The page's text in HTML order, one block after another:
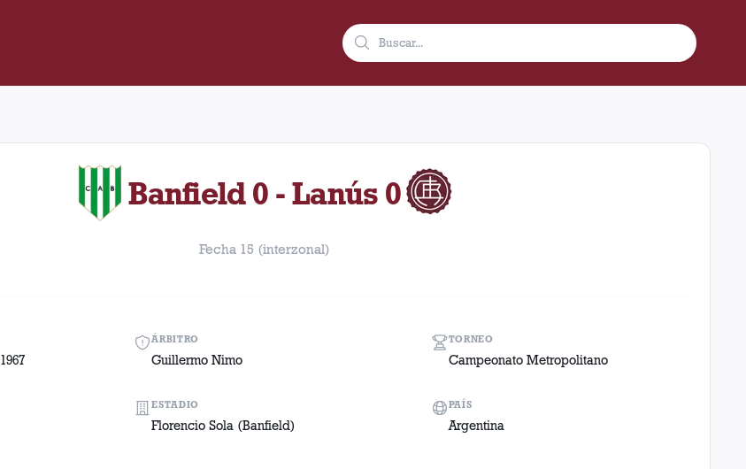
entre Lanús y Banfield disputado el Domingo, 11 de junio de 1967 como visitante en el estadio Florencio Sola
Banfield 0 - Lanús 0
Fecha 15 (interzonal)
ÁRBITRO
Guillermo Nimo
TORNEO
Campeonato Metropolitano
ESTADIO
Florencio Sola (Banfield)
PAÍS
Argentina